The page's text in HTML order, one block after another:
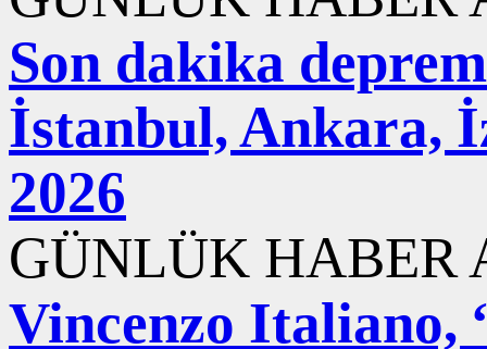
Son dakika
İstanbul, Ankara,
2026
GÜNLÜK HABER
Vincenzo Italiano,